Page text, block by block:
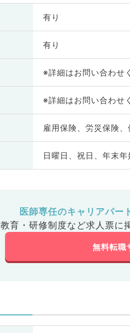
有り
有り
※詳細はお問い合わせ
※詳細はお問い合わせ
雇用保険、労災保険
日曜日、祝日、年末
医師専任のキャリアパー
教育・研修制度など求人票に
無料転職